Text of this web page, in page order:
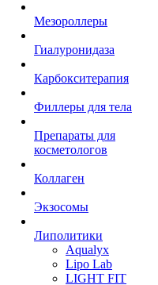
Мезороллеры
Гиалуронидаза
Карбокситерапия
Филлеры для тела
Препараты для
косметологов
Коллаген
Экзосомы
Липолитики
Aqualyx
Lipo Lab
LIGHT FIT